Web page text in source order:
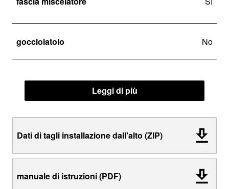
gocciolatoio No
Leggi di più
Dati di tagli installazione dall'alto (ZIP)
manuale di istruzioni (PDF)